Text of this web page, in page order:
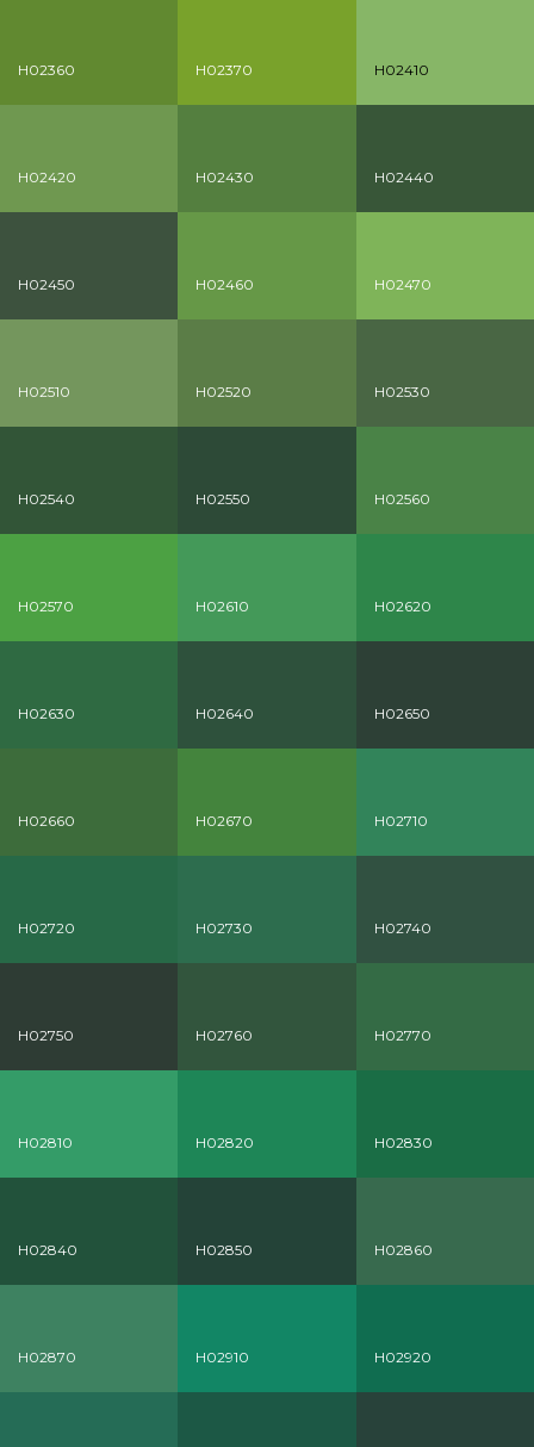
H02360 H02370 H02410
H02420 H02430 H02440
H02450 H02460 H02470
H02510 H02520 H02530
H02540 H02550 H02560
H02570 H02610 H02620
H02630 H02640 H02650
H02660 H02670 H02710
H02720 H02730 H02740
H02750 H02760 H02770
H02810 H02820 H02830
H02840 H02850 H02860
H02870 H02910 H02920